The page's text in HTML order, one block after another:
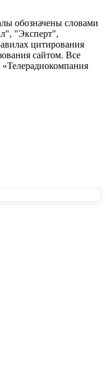
обозначены словами
"Эксперт",
цитирования
сайтом. Все